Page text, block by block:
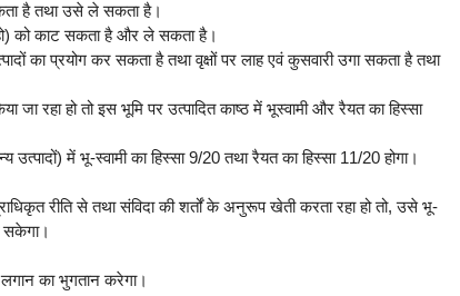
है तथा उसे ले सकता है।
को काट सकता है और ले सकता है।
का प्रयोग कर सकता है तथा वृक्षों पर लाह एवं कुसवारी उगा सकता है तथा
रहा हो तो इस भूमि पर उत्पादित काष्ठ में भूस्वामी और रैयत का हिस्सा
में भू-स्वामी का हिस्सा 9/20 तथा रैयत का हिस्सा 11/20 होगा।
रीति से तथा संविदा की शर्तों के अनुरूप खेती करता रहा हो तो, उसे भू-
सकेगा।
का भुगतान करेगा।